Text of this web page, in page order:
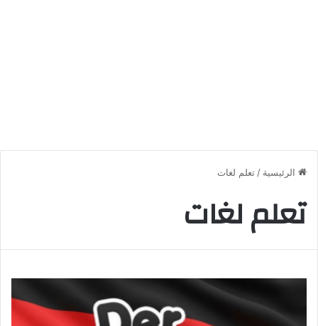
الرئيسية / تعلم لغات
تعلم لغات